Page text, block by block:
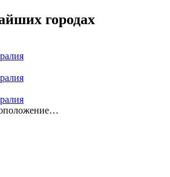
городах